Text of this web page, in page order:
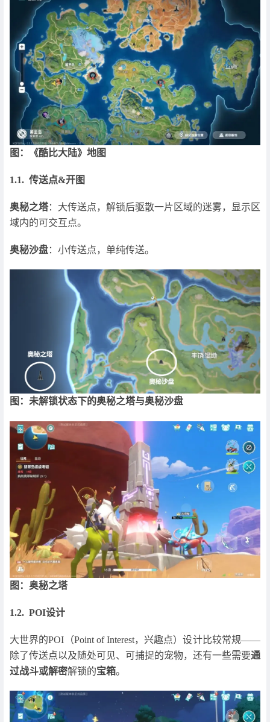
图：《酷比大陆》地图
1.1. 传送点&开图
奥秘之塔：大传送点，解锁后驱散一片区域的迷雾，显示区
域内的可交互点。
奥秘沙盘：小传送点，单纯传送。
图：未解锁状态下的奥秘之塔与奥秘沙盘
图：奥秘之塔
1.2. POI设计
大世界的POI（Point of Interest，兴趣点）设计比较常规——
除了传送点以及随处可见、可捕捉的宠物，还有一些需要通
过战斗或解密解锁的宝箱。